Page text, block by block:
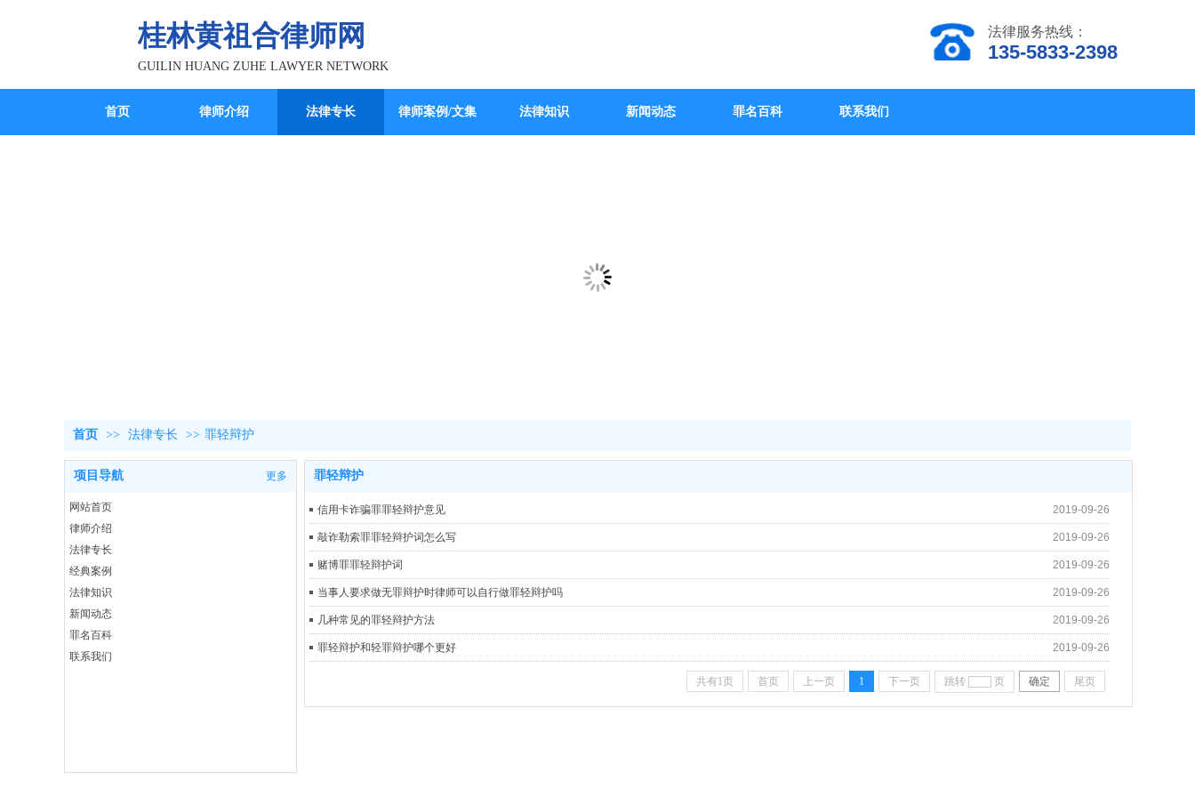
桂林黄祖合律师网
GUILIN HUANG ZUHE LAWYER NETWORK
法律服务热线：
135-5833-2398
首页 律师介绍 法律专长 律师案例/文集 法律知识 新闻动态 罪名百科 联系我们
首页 >> 法律专长 >> 罪轻辩护
项目导航 更多
网站首页
律师介绍
法律专长
经典案例
法律知识
新闻动态
罪名百科
联系我们
罪轻辩护
信用卡诈骗罪罪轻辩护意见 2019-09-26
敲诈勒索罪罪轻辩护词怎么写 2019-09-26
赌博罪罪轻辩护词 2019-09-26
当事人要求做无罪辩护时律师可以自行做罪轻辩护吗 2019-09-26
几种常见的罪轻辩护方法 2019-09-26
罪轻辩护和轻罪辩护哪个更好 2019-09-26
共有1页 首页 上一页 1 下一页 跳转 页 确定 尾页